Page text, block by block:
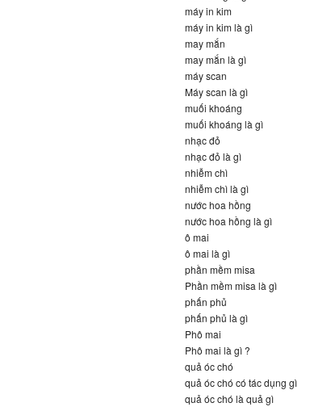
máy in kim
máy in kim là gì
may mắn
may mắn là gì
máy scan
Máy scan là gì
muối khoáng
muối khoáng là gì
nhạc đỏ
nhạc đỏ là gì
nhiễm chì
nhiễm chì là gì
nước hoa hồng
nước hoa hồng là gì
ô mai
ô mai là gì
phần mềm misa
Phần mềm misa là gì
phấn phủ
phấn phủ là gì
Phô mai
Phô mai là gì ?
quả óc chó
quả óc chó có tác dụng gì
quả óc chó là quả gì